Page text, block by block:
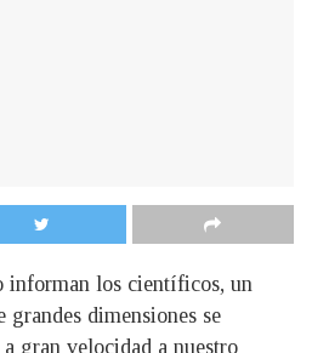
informan los científicos, un
grandes dimensiones se
gran velocidad a nuestro